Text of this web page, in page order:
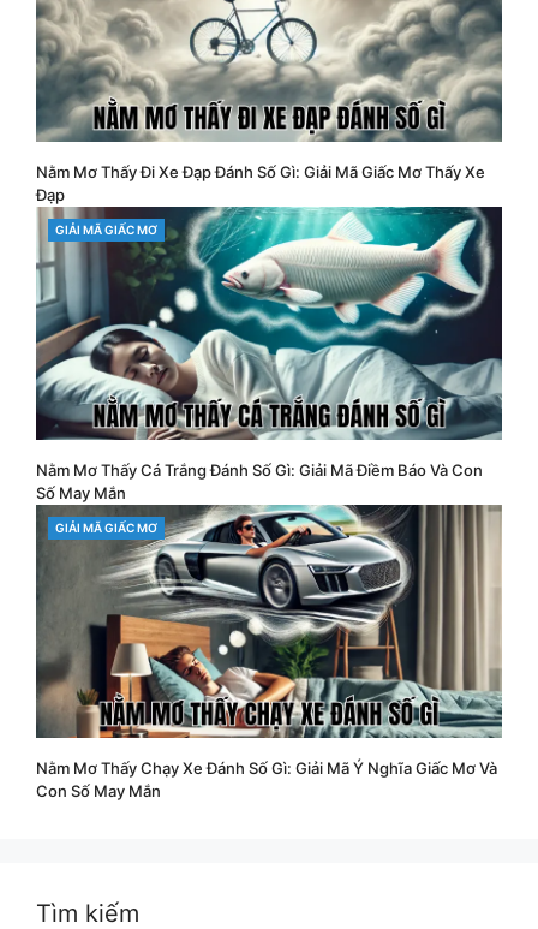
Nằm Mơ Thấy Đi Xe Đạp Đánh Số Gì: Giải Mã Giấc Mơ Thấy Xe
Đạp
CATEGORIES
GIẢI MÃ GIẤC MƠ
Nằm Mơ Thấy Cá Trắng Đánh Số Gì: Giải Mã Điềm Báo Và Con
Số May Mắn
CATEGORIES
GIẢI MÃ GIẤC MƠ
Nằm Mơ Thấy Chạy Xe Đánh Số Gì: Giải Mã Ý Nghĩa Giấc Mơ Và
Con Số May Mắn
Tìm kiếm